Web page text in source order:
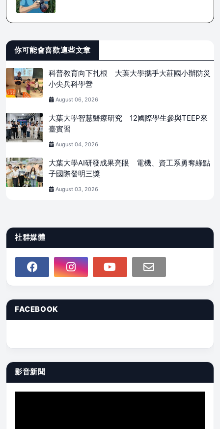
你可能會喜歡這些文章
科普教育向下扎根 大葉大學攜手大莊國小辦防災
小尖兵科學營
August 06, 2026
大葉大學智慧醫療研究 12國際學生參與TEEP來
臺實習
August 04, 2026
大葉大學AI研發成果亮眼 電機、資工系勇奪綠點
子國際發明三獎
August 03, 2026
社群媒體
FACEBOOK
影音新聞